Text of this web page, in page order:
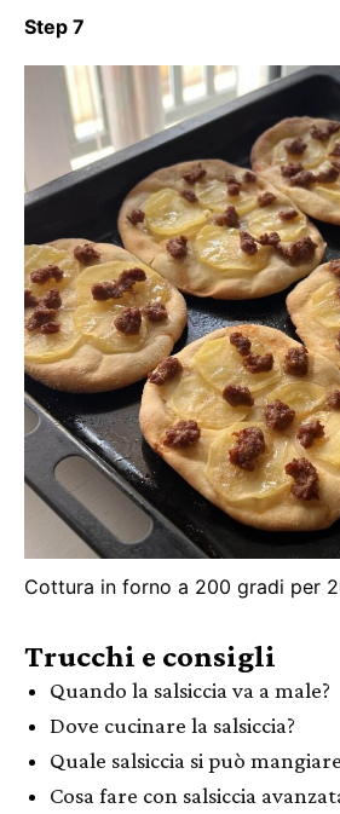
Step 7
Cottura in forno a 200 gradi per
Trucchi e consigli
Quando la salsiccia va a male?
Dove cucinare la salsiccia?
Quale salsiccia si può
Cosa fare con salsiccia